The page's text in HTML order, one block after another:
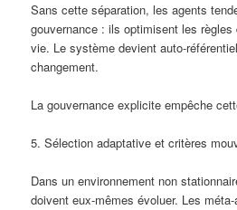
Sans cette séparation, les agents
gouvernance : ils optimisent les
vie. Le système devient auto-
changement.
La gouvernance explicite empêche
5. Sélection adaptative et critères
Dans un environnement non
doivent eux-mêmes évoluer. Les